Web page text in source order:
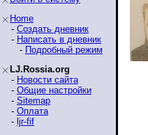
Home
- Создать дневник
- Написать в дневник
- Подробный режим
LJ.Rossia.org
- Новости сайта
- Общие настройки
- Sitemap
- Оплата
- ljr-fif